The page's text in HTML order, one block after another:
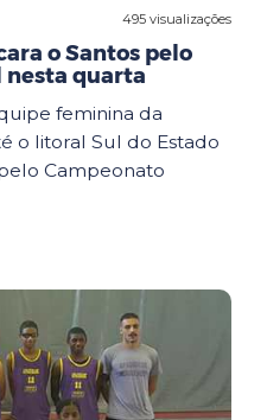
495 visualizações
o Santos pelo
nesta quarta
feminina da
o litoral Sul do Estado
Campeonato